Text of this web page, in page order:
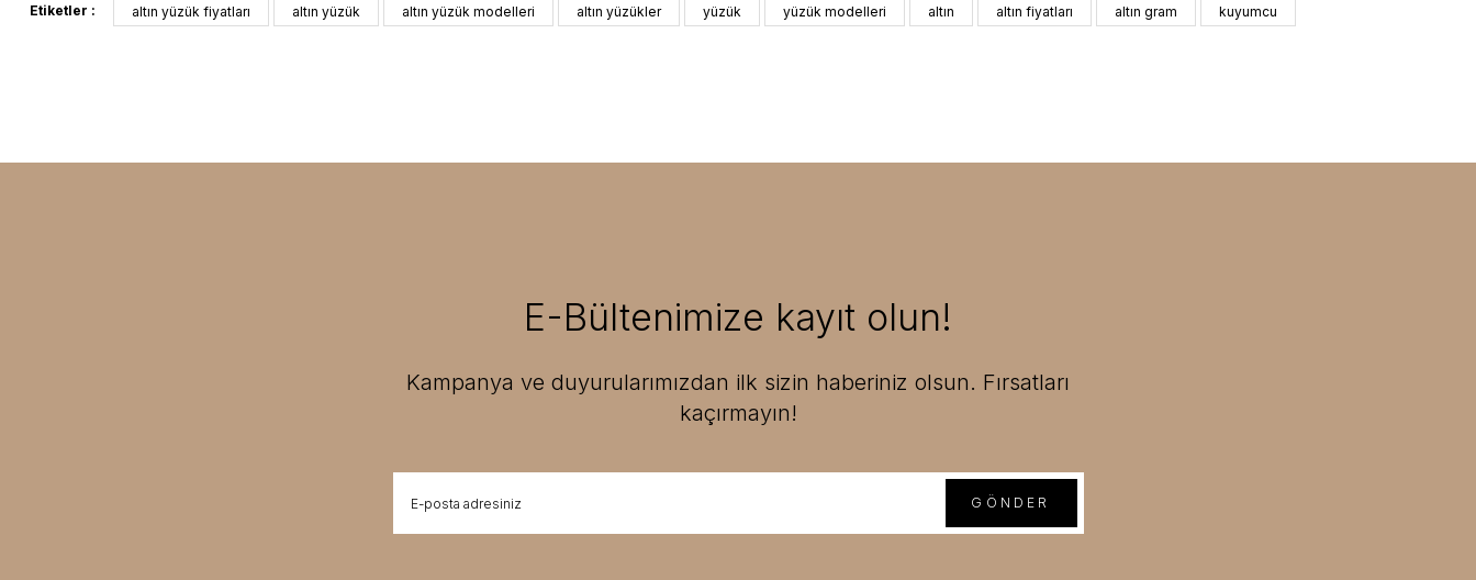
Etiketler : altın yüzük fiyatları altın yüzük altın yüzük modelleri altın yüzükler yüzük yüzük modelleri altın altın fiyatları altın gram kuyumcu
E-Bültenimize kayıt olun!
Kampanya ve duyurularımızdan ilk sizin haberiniz olsun. Fırsatları
kaçırmayın!
GÖNDER